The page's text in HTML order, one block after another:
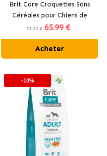
Brit Care Croquettes Sans
Céréales pour Chiens de
Grandes Races avec Saumon
73.32 € 65.99 €
Acheter
-10%